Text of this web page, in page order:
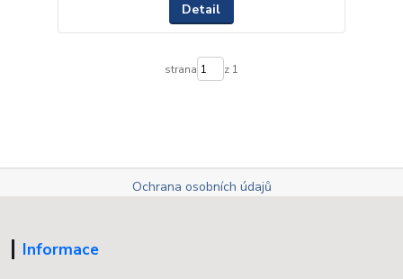
Detail
strana z 1
Ochrana osobních údajů
Informace